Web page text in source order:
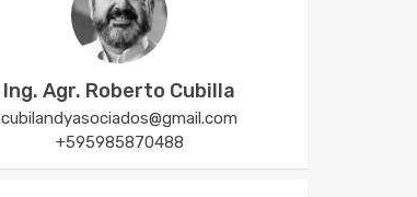
Ing. Agr. Roberto Cubilla
cubilandyasociados@gmail.com
+595985870488